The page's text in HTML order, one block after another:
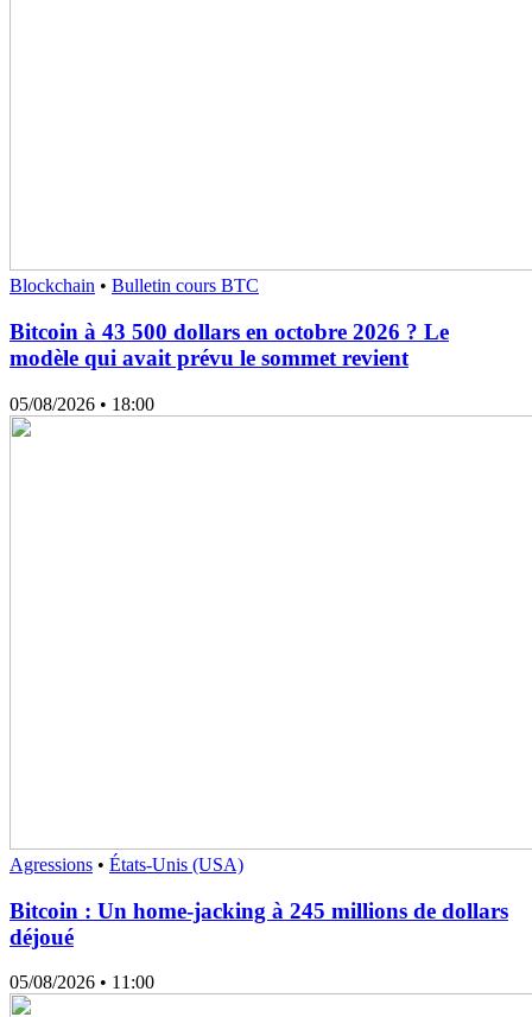
Blockchain • Bulletin cours BTC
Bitcoin à 43 500 dollars en octobre 2026 ? Le
modèle qui avait prévu le sommet revient
05/08/2026 • 18:00
Agressions • États-Unis (USA)
Bitcoin : Un home-jacking à 245 millions de dollars
déjoué
05/08/2026 • 11:00